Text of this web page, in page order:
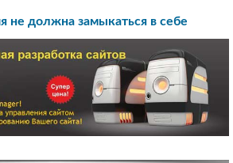
не должна замыкаться в себе